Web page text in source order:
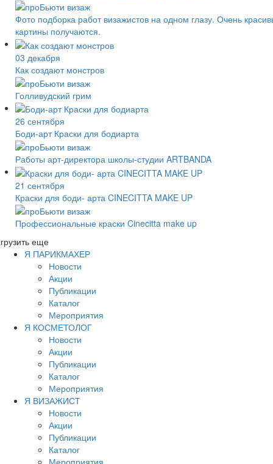
Фото подборка работ визажистов на одном глазу. Очень
картины получаются.
03 декабря
Как создают монстров
Голливудский грим
26 сентября
Боди-арт Краски для бодиарта
Работы арт-директора школы-студии ARTBANDA
21 сентября
Краски для боди- арта CINECITTA MAKE UP
Профессиональные краски Cinecitta make up
еще
Я ПАРИКМАХЕР
Новости
Акции
Публикации
Каталог
Мероприятия
Я КОСМЕТОЛОГ
Новости
Акции
Публикации
Каталог
Мероприятия
Я ВИЗАЖИСТ
Новости
Акции
Публикации
Каталог